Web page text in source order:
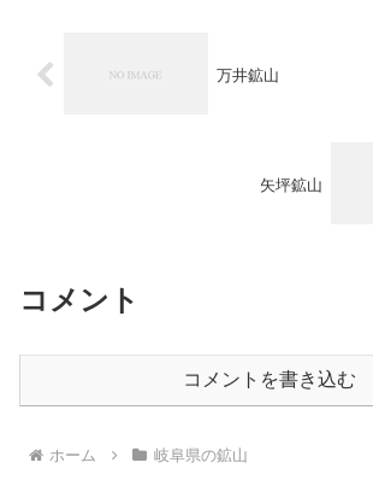
万井鉱山
矢坪鉱山
コメント
コメントを書き込む
ホーム 岐阜県の鉱山